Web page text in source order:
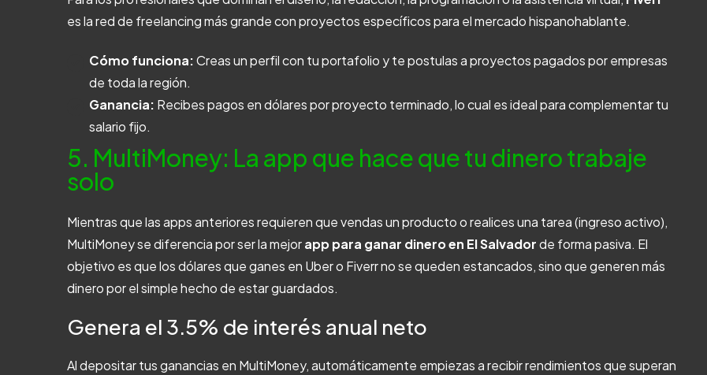
es la red de freelancing más grande con proyectos específicos para el mercado hispanohablante.
Cómo funciona:Creas un perfil con tu portafolio y te postulas a proyectos pagados por empresas
de toda la región.
Ganancia: Recibes pagos en dólares por proyecto terminado, lo cual es ideal para complementar tu
salario fijo.
5. MultiMoney: La app que hace que tu dinero trabaje
solo
Mientras que las apps anteriores requieren que vendas un producto o realices una tarea (ingreso activo),
MultiMoney se diferencia por ser la mejorapp para ganar dinero en El Salvadorde forma pasiva. El
objetivo es que los dólares que ganes en Uber o Fiverr no se queden estancados, sino que generen más
dinero por el simple hecho de estar guardados.
Genera el 3.5% de interés anual neto
Al depositar tus ganancias en MultiMoney, automáticamente empiezas a recibir rendimientos que superan